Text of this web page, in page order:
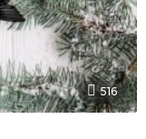
516